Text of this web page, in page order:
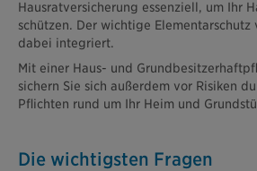
Hausratversicherung essenziell, um Ihr
schützen. Der wichtige
dabei integriert.
Mit einer Haus- und
sichern Sie sich außerdem vor Risiken
Pflichten rund um Ihr Heim und
Die wichtigsten Fragen